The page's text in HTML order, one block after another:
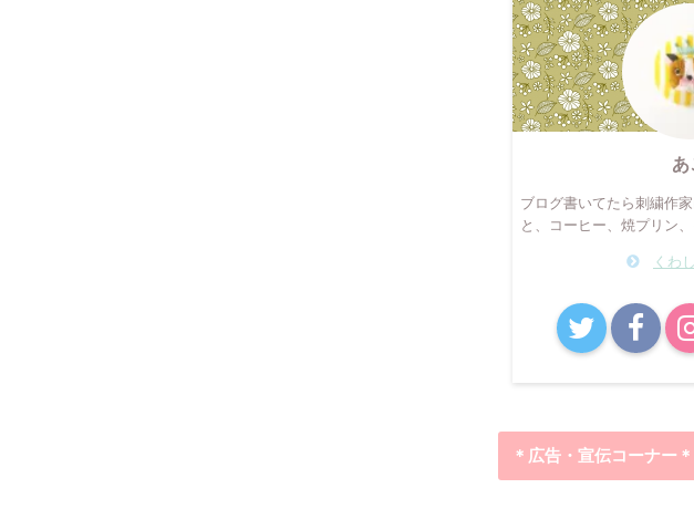
あ
ブログ書いてたら刺繍作
と、コーヒー、焼プリン
くわ
＊広告・宣伝コーナー＊